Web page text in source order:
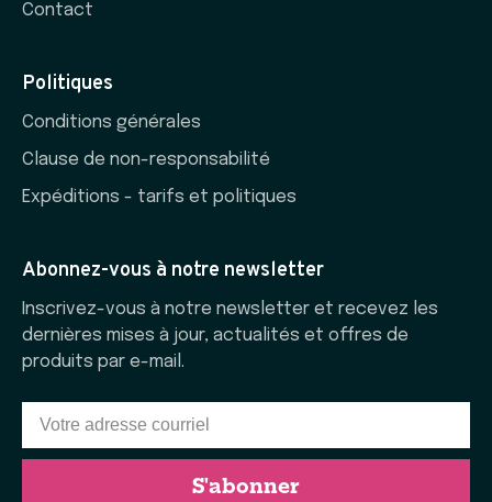
Contact
Politiques
Conditions générales
Clause de non-responsabilité
Expéditions - tarifs et politiques
Abonnez-vous à notre newsletter
Inscrivez-vous à notre newsletter et recevez les
dernières mises à jour, actualités et offres de
produits par e-mail.
S'abonner